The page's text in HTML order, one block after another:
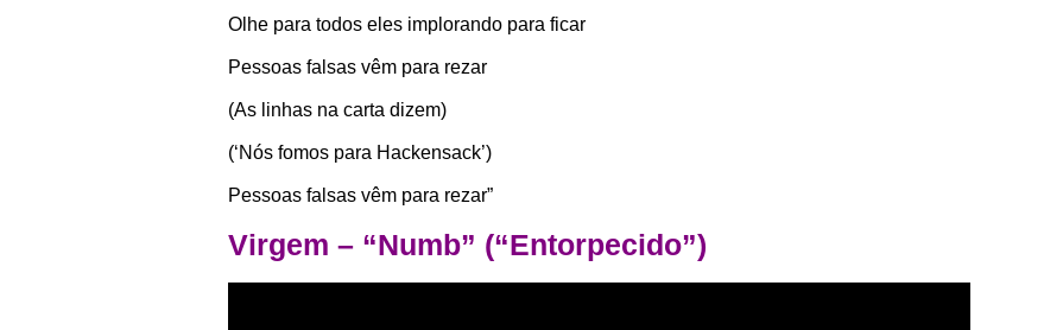
Olhe para todos eles implorando para ficar
Pessoas falsas vêm para rezar
(As linhas na carta dizem)
(‘Nós fomos para Hackensack’)
Pessoas falsas vêm para rezar”
Virgem – “Numb” (“Entorpecido”)